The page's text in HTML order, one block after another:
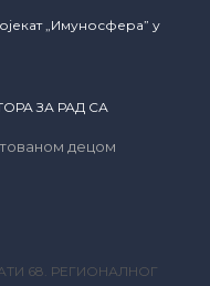
„Имуносфера” у
ЗА РАД СА
децом
68. РЕГИОНАЛНОГ